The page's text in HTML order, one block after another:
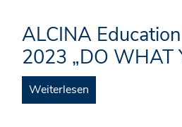
ALCINA
2023 „DO WHAT
Weiterlesen